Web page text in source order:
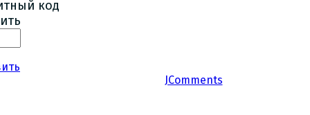
JComments